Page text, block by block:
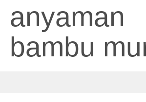
anyaman
bambu